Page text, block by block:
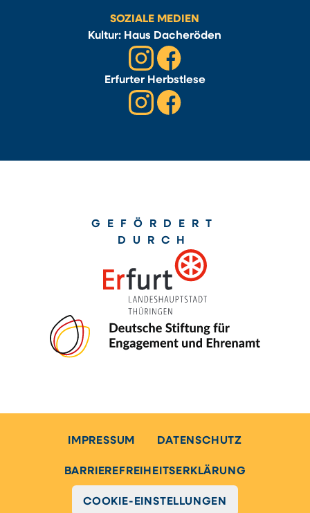
SOZIALE MEDIEN
Kultur: Haus Dacheröden
Erfurter Herbstlese
GEFÖRDERT
DURCH
IMPRESSUM DATENSCHUTZ
BARRIEREFREIHEITSERKLÄRUNG
COOKIE-EINSTELLUNGEN